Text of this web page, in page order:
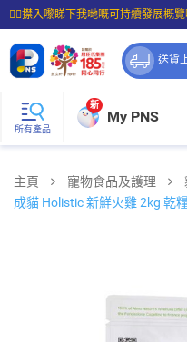
☝🏼㩒入嚟睇下我哋嘅可持續發展概覽
⭐購物滿$399即享免費送貨；滿
送貨
所有產品
新
My PNS
主頁 寵物食品及護理
成貓 Holistic 新鮮火雞 2kg 乾